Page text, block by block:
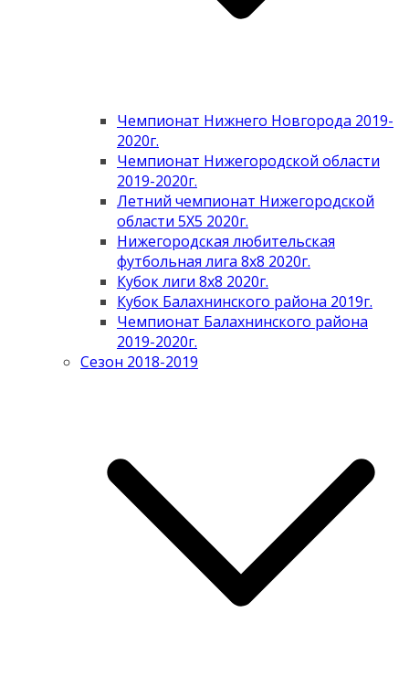
Чемпионат Нижнего Новгорода 2019-
2020г.
Чемпионат Нижегородской области
2019-2020г.
Летний чемпионат Нижегородской
области 5Х5 2020г.
Нижегородская любительская
футбольная лига 8х8 2020г.
Кубок лиги 8х8 2020г.
Кубок Балахнинского района 2019г.
Чемпионат Балахнинского района
2019-2020г.
Сезон 2018-2019